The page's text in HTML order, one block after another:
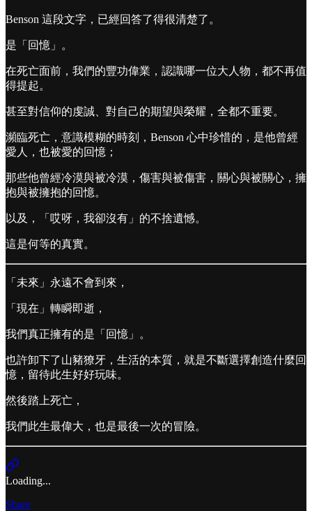
Benson 這段文字，已經回答了得很清楚了。
是「回憶」。
在死亡面前，我們的豐功偉業，認識哪一位大人物，都不再值
得提起。
甚至對信仰的虔誠、對自己的期望與榮耀，全都不重要。
瀕臨死亡，意識模糊的時刻，Benson 心中珍惜的，是他曾經
愛人，也被愛的回憶；
那些他曾經冷漠與被冷漠，傷害與被傷害，關心與被關心，擁
抱與被擁抱的回憶。
以及，「哎呀，我卻沒有」的不捨遺憾。
這是何等的真實。
「未來」永遠不會到來，
「現在」轉瞬即逝，
我們真正擁有的是「回憶」。
也許卸下了山豬獠牙，生活的本質，就是不斷選擇創造什麼回
憶，留待此生好好玩味。
然後踏上死亡，
我們此生最偉大，也是最後一次的冒險。
Loading...
Share